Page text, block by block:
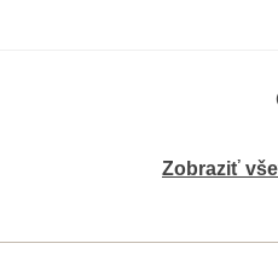
Zobraziť